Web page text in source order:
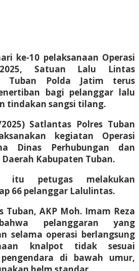
ke-10 pelaksanaan Operasi
Satuan Lalu Lintas
Tuban Polda Jatim terus
bagi pelanggar lalu
tindakan sangsi tilang.
Satlantas Polres Tuban
kegiatan Operasi
Dinas Perhubungan dan
Kabupaten Tuban.
itu petugas melakukan
66 pelanggar Lalulintas.
Tuban, AKP Moh. Imam Reza
pelanggaran yang
selama operasi berlangsung
knalpot tidak sesuai
di bawah umur,